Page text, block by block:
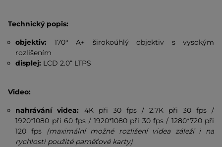
Technický popis:
objektiv: 170° A+ širokoúhlý objektiv s vysokým
rozlišením
displej: LCD 2.0ʺ LTPS
Video:
nahrávání videa: 4K při 30 fps / 2.7K při 30 fps /
1920*1080 při 60 fps / 1920*1080 při 30 fps / 1280*720 při
120 fps
(maximální možné rozlišení videa záleží i na
rychlosti použité paměťové karty)